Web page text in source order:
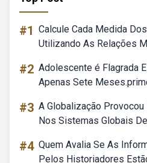
#1 Calcule Cada Medida
Utilizando As Relações
#2 Adolescente é Flagrada
Apenas Sete
#3 A Globalização
Nos Sistemas Globais
#4 Quem Avalia Se As
Pelos Historiadores